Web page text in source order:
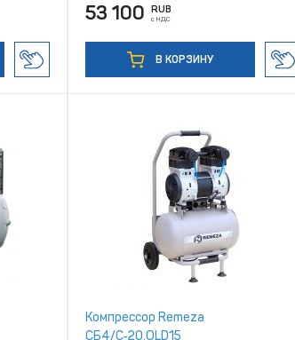
53 100 RUB
с НДС
В КОРЗИНУ
Компрессор Remeza
СБ4/C‑20.OLD15